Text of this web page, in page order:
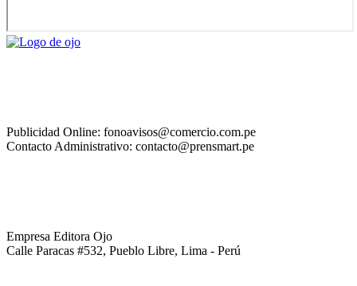
Publicidad Online: fonoavisos@comercio.com.pe
Contacto Administrativo: contacto@prensmart.pe
Empresa Editora Ojo
Calle Paracas #532, Pueblo Libre, Lima - Perú